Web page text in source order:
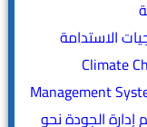
Climate
Management
إدارة الجودة نحو